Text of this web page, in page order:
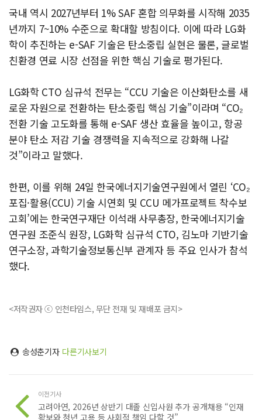
국내 역시 2027년부터 1% SAF 혼합 의무화를 시작해 2035
년까지 7~10% 수준으로 확대할 방침이다. 이에 따라 LG화
학이 추진하는 e-SAF 기술은 탄소중립 실현은 물론, 글로벌
친환경 연료 시장 선점을 위한 핵심 기술로 평가된다.
LG화학 CTO 심규석 전무는 “CCU 기술은 이산화탄소를 새
로운 자원으로 전환하는 탄소중립 핵심 기술”이라며 “CO₂
전환 기술 고도화를 통해 e-SAF 생산 효율을 높이고, 항공
분야 탄소 저감 기술 경쟁력을 지속적으로 강화해 나갈
것”이라고 말했다.
한편, 이를 위해 24일 한국에너지기술연구원에서 열린 ‘CO₂
포집·활용(CCU) 기술 시연회 및 CCU 메가프로젝트 착수보
고회’에는 한국연구재단 이석래 사무총장, 한국에너지기술
연구원 조준식 원장, LG화학 심규석 CTO, 김노마 기반기술
연구소장, 과학기술정보통신부 관계자 등 주요 인사가 참석
했다.
<저작권자 ⓒ 인천타임스, 무단 전재 및 재배포 금지>
송성춘기자 다른기사보기
이전기사
고려아연, 2026년 상반기 대졸 신입사원 추가 공개채용 “인재
확보와 청년 고용 등 사회적 책임 다할 것”